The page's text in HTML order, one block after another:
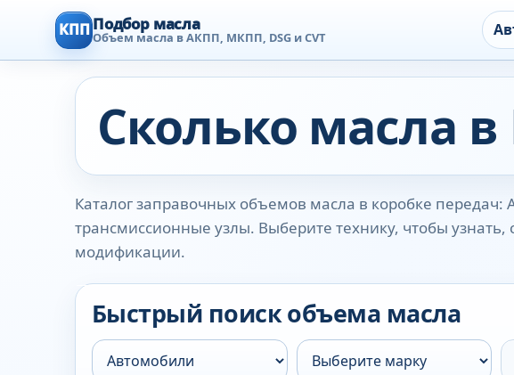
КПП Подбор масла
Объем масла в АКПП, МКПП, DSG и CVT
Сколько масла
Каталог заправочных объемов масла в коробке передач:
трансмиссионные узлы. Выберите технику, чтобы узнать,
модификации.
Быстрый поиск объема масла